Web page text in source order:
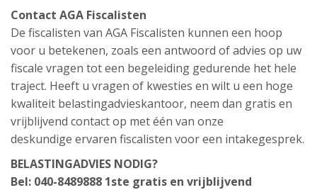
Contact AGA Fiscalisten
De fiscalisten van AGA Fiscalisten kunnen een hoop
voor u betekenen, zoals een antwoord of advies op uw
fiscale vragen tot een begeleiding gedurende het hele
traject. Heeft u vragen of kwesties en wilt u een hoge
kwaliteit belastingadvieskantoor, neem dan gratis en
vrijblijvend contact op met één van onze
deskundige ervaren fiscalisten voor een intakegesprek.
BELASTINGADVIES NODIG?
Bel: 040-8489888 1ste gratis en vrijblijvend